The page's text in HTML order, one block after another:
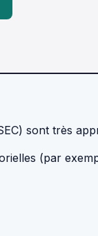
sont très
(par